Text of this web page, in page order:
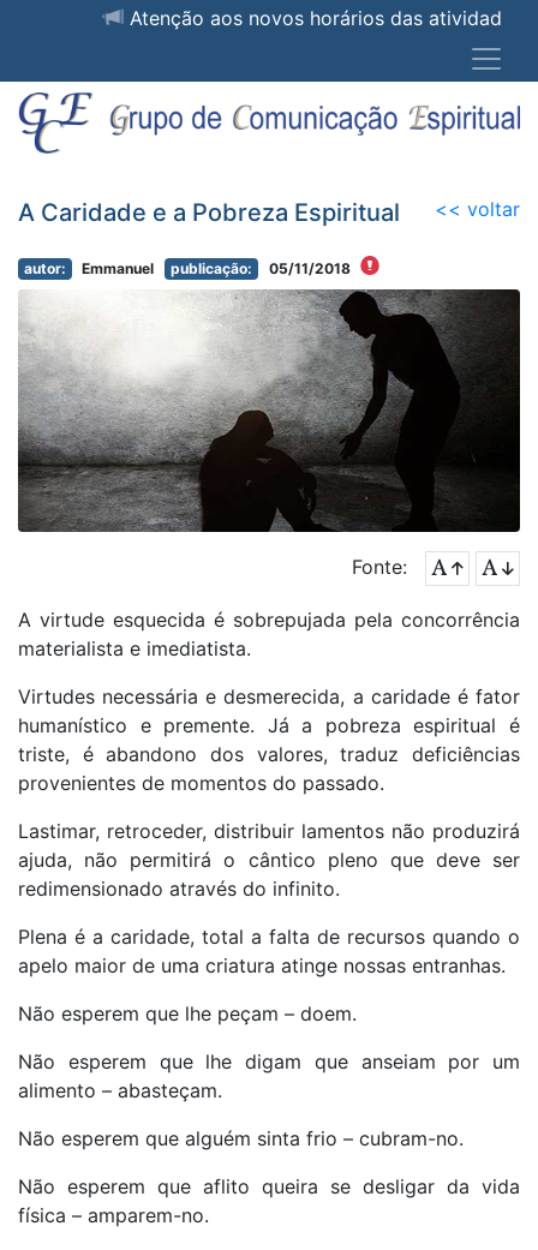
Atenção aos novos horários das
A Caridade e a Pobreza Espiritual << voltar
autor: Emmanuel publicação: 05/11/2018
Fonte:
A virtude esquecida é sobrepujada pela concorrência
materialista e imediatista.
Virtudes necessária e desmerecida, a caridade é fator
humanístico e premente. Já a pobreza espiritual é
triste, é abandono dos valores, traduz deficiências
provenientes de momentos do passado.
Lastimar, retroceder, distribuir lamentos não produzirá
ajuda, não permitirá o cântico pleno que deve ser
redimensionado através do infinito.
Plena é a caridade, total a falta de recursos quando o
apelo maior de uma criatura atinge nossas entranhas.
Não esperem que lhe peçam – doem.
Não esperem que lhe digam que anseiam por um
alimento – abasteçam.
Não esperem que alguém sinta frio – cubram-no.
Não esperem que aflito queira se desligar da vida
física – amparem-no.